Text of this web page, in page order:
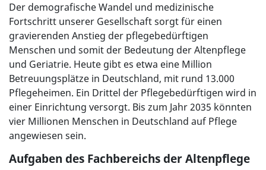
Der demografische Wandel und medizinische
Fortschritt unserer Gesellschaft sorgt für einen
gravierenden Anstieg der pflegebedürftigen
Menschen und somit der Bedeutung der Altenpflege
und Geriatrie. Heute gibt es etwa eine Million
Betreuungsplätze in Deutschland, mit rund 13.000
Pflegeheimen. Ein Drittel der Pflegebedürftigen wird in
einer Einrichtung versorgt. Bis zum Jahr 2035 könnten
vier Millionen Menschen in Deutschland auf Pflege
angewiesen sein.
Aufgaben des Fachbereichs der Altenpflege